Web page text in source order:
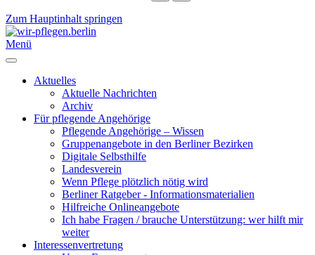
Zum Hauptinhalt springen
Menü
Aktuelles
Aktuelle Nachrichten
Archiv
Für pflegende Angehörige
Pflegende Angehörige – Wissen
Gruppenangebote in den Berliner Bezirken
Digitale Selbsthilfe
Landesverein
Wenn Pflege plötzlich nötig wird
Berliner Ratgeber - Informationsmaterialien
Hilfreiche Onlineangebote
Ich habe Fragen / brauche Unterstützung: wer hilft mir
weiter
Interessenvertretung